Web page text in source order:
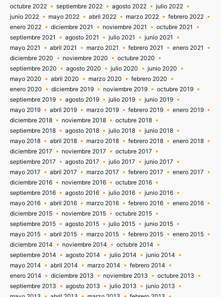
octubre 2022
septiembre 2022 agosto 2022
julio 2022
junio 2022
mayo 2022 abril 2022 marzo 2022
febrero 2022
enero 2022
diciembre 2021 noviembre 2021
octubre 2021
septiembre 2021
agosto 2021 julio 2021
junio 2021
mayo 2021
abril 2021 marzo 2021 febrero 2021
enero 2021
diciembre 2020
noviembre 2020
octubre 2020
septiembre 2020
agosto 2020 julio 2020
junio 2020
mayo 2020
abril 2020 marzo 2020
febrero 2020
enero 2020
diciembre 2019 noviembre 2019
octubre 2019
septiembre 2019
agosto 2019 julio 2019
junio 2019
mayo 2019
abril 2019 marzo 2019 febrero 2019
enero 2019
diciembre 2018
noviembre 2018
octubre 2018
septiembre 2018
agosto 2018 julio 2018
junio 2018
mayo 2018
abril 2018 marzo 2018 febrero 2018
enero 2018
diciembre 2017
noviembre 2017
octubre 2017
septiembre 2017
agosto 2017 julio 2017
junio 2017
mayo 2017
abril 2017 marzo 2017 febrero 2017
enero 2017
diciembre 2016
noviembre 2016
octubre 2016
septiembre 2016
agosto 2016 julio 2016
junio 2016
mayo 2016
abril 2016 marzo 2016 febrero 2016
enero 2016
diciembre 2015
noviembre 2015
octubre 2015
septiembre 2015
agosto 2015 julio 2015
junio 2015
mayo 2015
abril 2015 marzo 2015 febrero 2015
enero 2015
diciembre 2014
noviembre 2014
octubre 2014
septiembre 2014
agosto 2014 julio 2014
junio 2014
mayo 2014
abril 2014 marzo 2014
febrero 2014
enero 2014
diciembre 2013 noviembre 2013
octubre 2013
septiembre 2013
agosto 2013 julio 2013
junio 2013